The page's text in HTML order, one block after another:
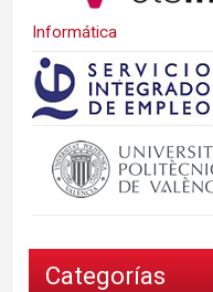
Informática
Categorías